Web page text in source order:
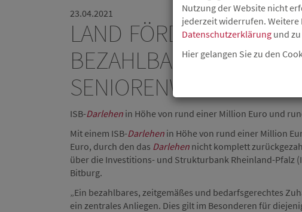
23.04.2021
LAND FÖRDERT
EZAHLBARES WOHNEN
ISB-Darlehen in Höhe von rund einer Million Euro und
Mit einem ISB-Darlehen in Höhe von rund einer Million
Euro, durch den das Darlehen nicht komplett
über die Investitions- und Strukturbank Rheinland-Pfalz
Bitburg.
„Ein bezahlbares, zeitgemäßes und bedarfsgerechtes
ein zentrales Anliegen. Dies gilt im Besonderen für
Nutzung der Website nicht
jederzeit widerrufen.
Datenschutzerklärung und
Hier gelangen Sie zu den